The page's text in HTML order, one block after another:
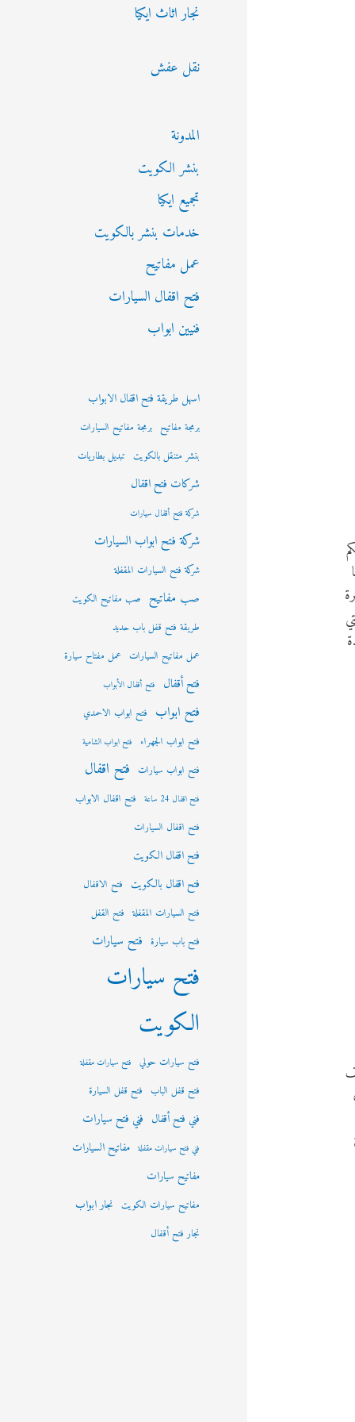
نجار اثاث ايكيا
نقل عفش
المدونة
بنشر الكويت
تجميع ايكيا
خدمات بنشر بالكويت
عمل مفاتيح
فتح اقفال السيارات
فنيين ابواب
اسهل طريقة فتح اقفال الابواب
برمجة مفاتيح برمجة مفاتيح السيارات
بنشر متنقل بالكويت تبديل بطاريات
شركات فتح اقفال
شركة فتح أقفال سيارات
شركة فتح ابواب السيارات
شركة فتح السيارات المقفلة
صب مفاتيح صب مفاتيح الكويت
طريقة فتح قفل باب حديد
عمل مفاتيح السيارات عمل مفتاح سيارة
فتح أقفال فتح أقفال الأبواب
فتح ابواب فتح ابواب الاحمدي
فتح ابواب الجهراء فتح ابواب الشامية
فتح ابواب سيارات فتح اقفال
فتح اقفال 24 ساعة
فتح اقفال الابواب
فتح اقفال السيارات
فتح اقفال الكويت
فتح اقفال بالكويت فتح الاقفال
فتح السيارات المقفلة فتح القفل
فتح باب سيارة فتح سيارات
فتح سيارات
الكويت
فتح سيارات حولي فتح سيارات مقفلة
فتح قفل الباب فتح قفل السيارة
فني فتح أقفال فني فتح سيارات
فني فتح سيارات مقفلة مفاتيح السيارات
مفاتيح سيارات
مفاتيح سيارات الكويت نجار ابواب
نجار فتح أقفال